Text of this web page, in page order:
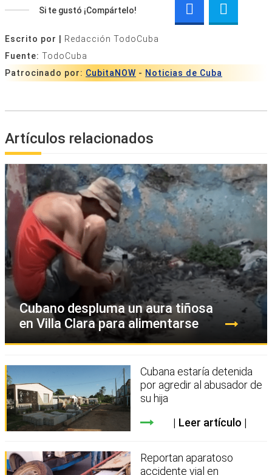
Si te gustó ¡Compártelo!
Escrito por |
Redacción TodoCuba
Fuente: TodoCuba
Patrocinado por: CubitaNOW - Noticias de Cuba
Artículos relacionados
Cubano despluma un aura tiñosa
en Villa Clara para alimentarse
Cubana estaría detenida
por agredir al abusador de
su hija
Leer artículo
Reportan aparatoso
accidente vial en